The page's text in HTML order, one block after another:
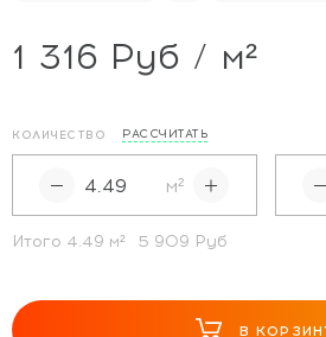
1 316 Руб / м²
КОЛИЧЕСТВО РАССЧИТАТЬ
м²
Итого 4.49 м² 5 909 Руб
В